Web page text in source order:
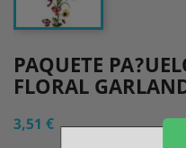
PAQUETE
FLORAL
3,51 €